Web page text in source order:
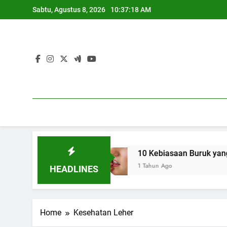
to
Sabtu, Agustus 8, 2026 10:37:19 AM
HEADLINES
10 Kebiasaan Buruk yang Bikin Bibir
1 Tahun Ago
Home Kesehatan Leher